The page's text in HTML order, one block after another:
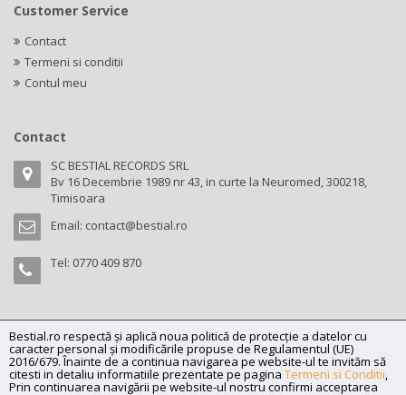
Bestial.ro respectă și aplică noua politică de protecție a datelor cu
caracter personal și modificările propuse de Regulamentul (UE)
2016/679. Înainte de a continua navigarea pe website-ul te invităm să
citesti in detaliu informatiile prezentate pe pagina Termeni si Conditii,
Prin continuarea navigării pe website-ul nostru confirmi acceptarea
Customer Service
Contact
Termeni si conditii
Contul meu
Contact
SC BESTIAL RECORDS SRL
Bv 16 Decembrie 1989 nr 43, in curte la Neuromed, 300218,
Timisoara
Email: contact@bestial.ro
Tel: 0770 409 870
Copyright (C) 2026bestial.ro -All rights reserved.
SC BESTIAL RECORDS SRL, Nr. R.C.: J35/345/2005, C.U.I.: RO17197870,
Adresa: Bv 16 Decembrie 1989 nr 43, in curte la Neuromed, 300218,